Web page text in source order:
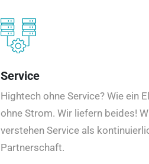
Service
Hightech ohne Service? Wie ein
ohne Strom. Wir liefern beides!
verstehen Service als
Partnerschaft.